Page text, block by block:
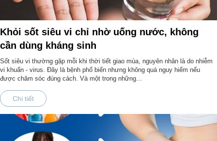
Khỏi sốt siêu vi chỉ nhờ uống nước, không
cần dùng kháng sinh
Sốt siêu vi thường gặp mỗi khi thời tiết giao mùa, nguyên nhân là do nhiễm
vi khuẩn - virus. Đây là bệnh phổ biến nhưng không quá nguy hiểm nếu
được chăm sóc đúng cách. Và một trong những...
Chi tiết